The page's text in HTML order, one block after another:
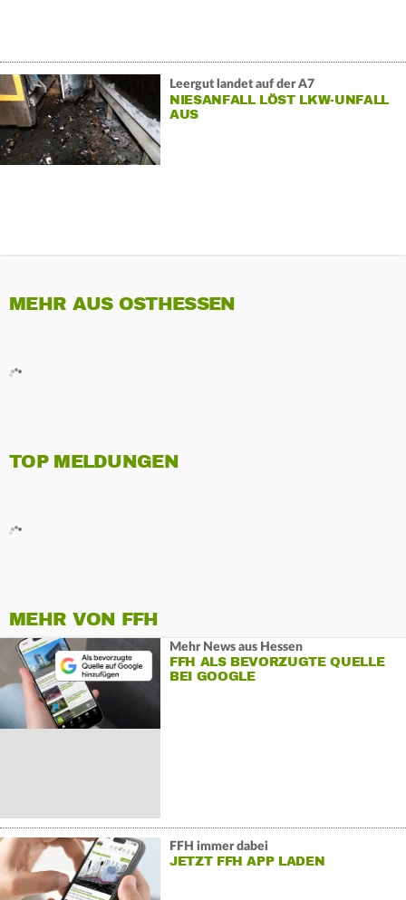
Leergut landet auf der A7
NIESANFALL LÖST LKW-UNFALL
AUS
MEHR AUS OSTHESSEN
TOP MELDUNGEN
MEHR VON FFH
Mehr News aus Hessen
FFH ALS BEVORZUGTE QUELLE
BEI GOOGLE
FFH immer dabei
JETZT FFH APP LADEN